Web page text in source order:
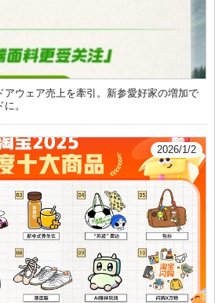
ウェア売上を牽引。新参愛好家の増加で
。
2026/1/2